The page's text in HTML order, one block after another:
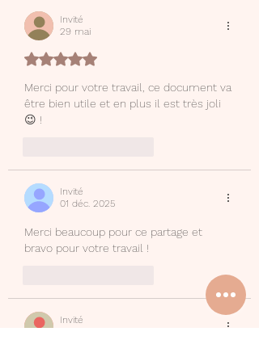
Invité
29 mai
Noté 5 étoiles sur 5.
Merci pour votre travail, ce document va
être bien utile et en plus il est très joli
😉 !
Invité
01 déc. 2025
Merci beaucoup pour ce partage et
bravo pour votre travail !
Invité